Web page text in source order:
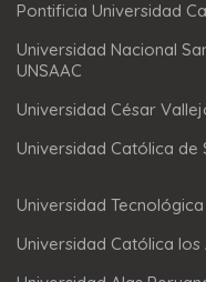
Pontificia Universidad
Universidad Nacional
UNSAAC
Universidad César
Universidad Católica de
Universidad
Universidad Católica los